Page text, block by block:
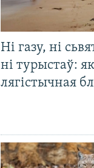
Ні газу, ні
ні турыстаў:
лягістычная